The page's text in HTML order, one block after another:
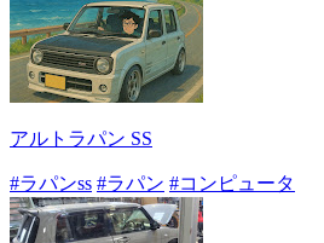
アルトラパン SS
#ラパンss #ラパン #コンピュータ